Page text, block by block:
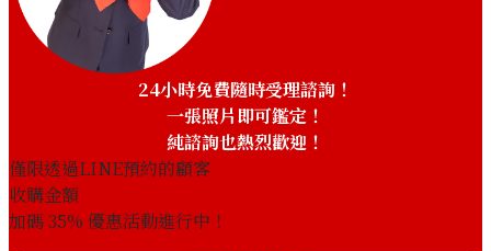
收購參考價格
NTD 68,074
收購日期: 2024年2月
24小時免費隨時受理諮詢！
一張照片即可鑑定！
純諮詢也熱烈歡迎！
僅限透過LINE預約的顧客
收購金額
加碼35% 優惠活動進行中！